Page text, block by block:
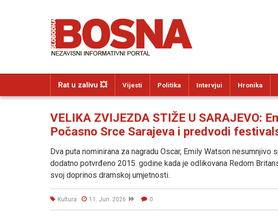
Rat u zalivu 💥 Vijesti Politika Intervjui Hronika
VELIKA ZVIJEZDA STIŽE U SARAJEVO:
Počasno Srce Sarajeva i predvodi
Dva puta nominirana za nagradu Oscar, Emily Watson nesumnjivo
dodatno potvrđeno 2015. godine kada je odlikovana Redom
svoj doprinos dramskoj umjetnosti.
Kultura 11. Jun. 2026 0